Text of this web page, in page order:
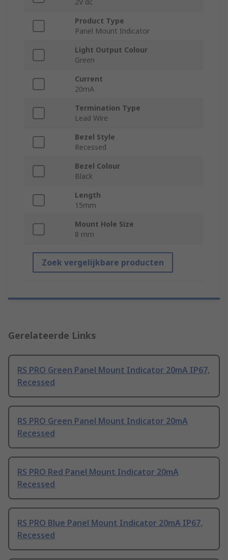
2V dc
Product Type
Panel Mount Indicator
Light Output Colour
Green
Current
20mA
Termination Type
Lead Wire
Bezel Style
Recessed
Bezel Colour
Black
Length
15mm
Mount Hole Size
8 mm
Zoek vergelijkbare producten
Gerelateerde Links
RS PRO Green Panel Mount Indicator 20mA IP67,
Recessed
RS PRO Green Panel Mount Indicator 20mA
Recessed
RS PRO Red Panel Mount Indicator 20mA
Recessed
RS PRO Blue Panel Mount Indicator 20mA IP67,
Recessed